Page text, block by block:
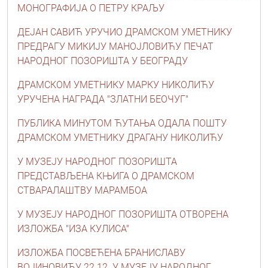
МОНОГРАФИЈА О ПЕТРУ КРАЉУ
ДЕЈАН САВИЋ УРУЧИО ДРАМСКОМ УМЕТНИКУ
ПРЕДРАГУ МИКИЈУ МАНОЈЛОВИЋУ ПЕЧАТ
НАРОДНОГ ПОЗОРИШТА У БЕОГРАДУ
ДРАМСКОМ УМЕТНИКУ МАРКУ НИКОЛИЋУ
УРУЧЕНА НАГРАДА "ЗЛАТНИ БЕОЧУГ"
ПУБЛИКА МИНУТОМ ЋУТАЊА ОДАЛА ПОШТУ
ДРАМСКОМ УМЕТНИКУ ДРАГАНУ НИКОЛИЋУ
У МУЗЕЈУ НАРОДНОГ ПОЗОРИШТА
ПРЕДСТАВЉЕНА КЊИГА О ДРАМСКОМ
СТВАРАЛАШТВУ МАРАМБОА
У МУЗЕЈУ НАРОДНОГ ПОЗОРИШТА ОТВОРЕНА
ИЗЛОЖБА "ИЗА КУЛИСА"
ИЗЛОЖБА ПОСВЕЋЕНА БРАНИСЛАВУ